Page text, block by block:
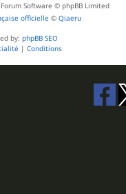
Software © phpBB Limited
officielle © Qiaeru
by: phpBB SEO
| Conditions